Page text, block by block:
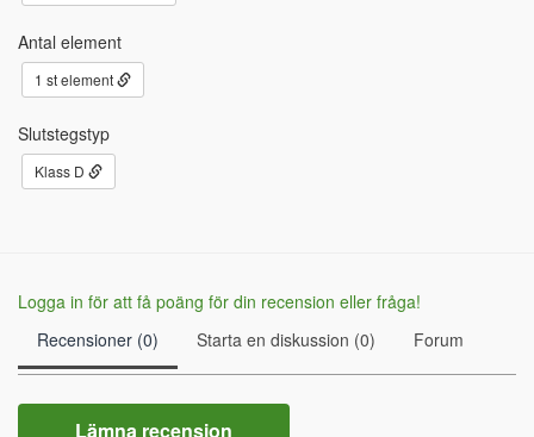
Antal element
1 st element
Slutstegstyp
Klass D
Logga in för att få poäng för din recension eller fråga!
Recensioner (0)
Starta en diskussion (0) Forum
Lämna recension